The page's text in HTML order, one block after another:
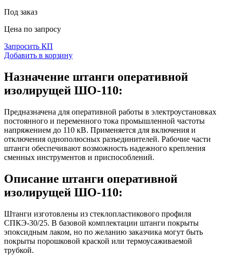
Под заказ
Цена по запросу
Запросить КП
Добавить в корзину
Назначение штанги оперативной
изолирущей ШО-110:
Предназначена для оперативной работы в электроустановках
постоянного и переменного тока промышленной частоты
напряжением до 110 кВ. Применяется для включения и
отключения однополюсных разъединителей. Рабочие части
штанги обеспечивают возможность надежного крепления
сменных инструментов и приспособлений.
Описание штанги оперативной
изолирущей ШО-110:
Штанги изготовлены из стеклопластикового профиля
СПКЭ-30/25. В базовой комплектации штанги покрыты
эпоксидным лаком, но по желанию заказчика могут быть
покрыты порошковой краской или термоусаживаемой
трубкой.